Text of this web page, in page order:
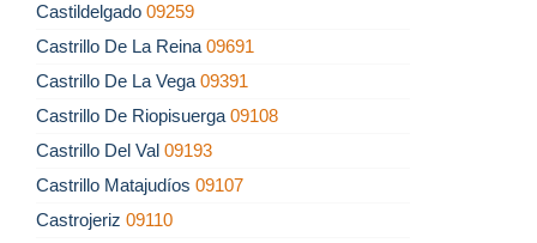
Castildelgado 09259
Castrillo De La Reina 09691
Castrillo De La Vega 09391
Castrillo De Riopisuerga 09108
Castrillo Del Val 09193
Castrillo Matajudíos 09107
Castrojeriz 09110